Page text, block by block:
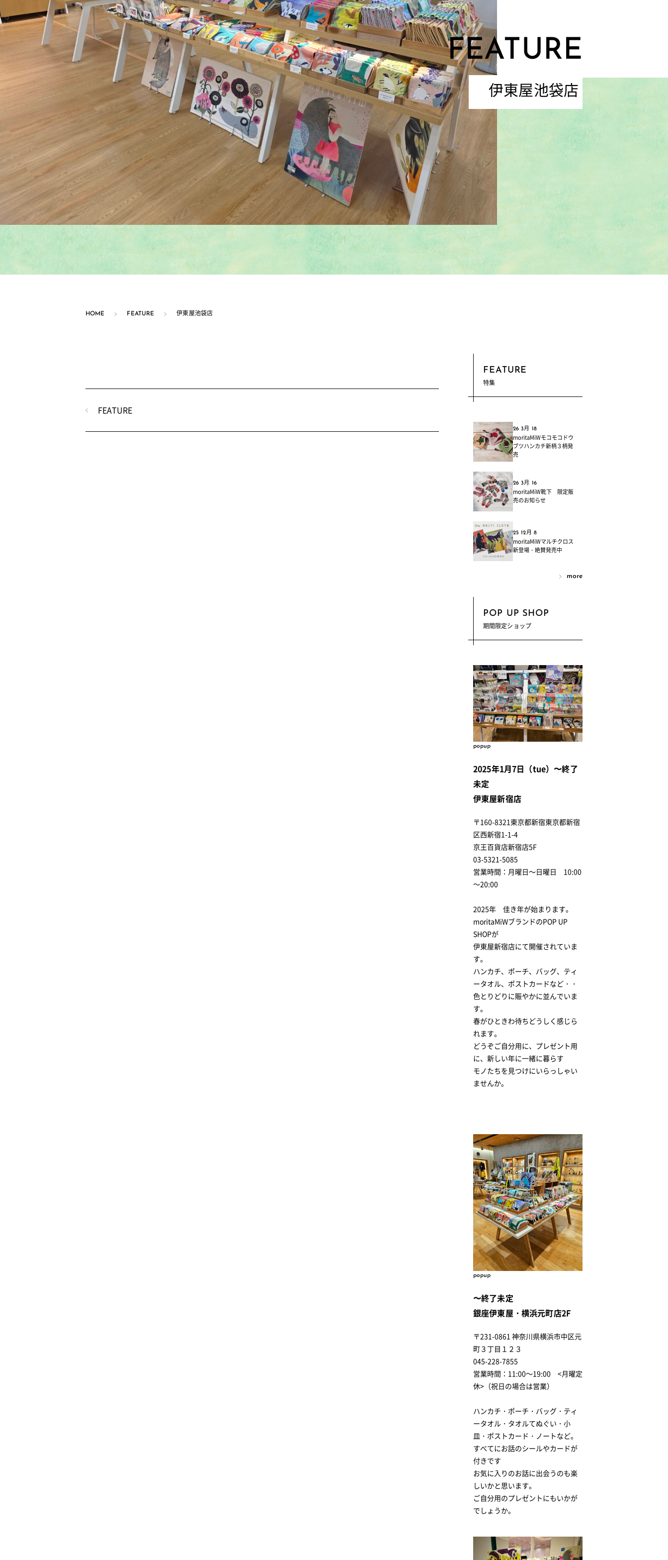
FEATURE
伊東屋池袋店
HOME FEATURE 伊東屋池袋店
FEATURE
FEATURE
特集
26 3月 18
moritaMiWモコモコドウ
ブツハンカチ新柄３柄発
売
26 3月 16
moritaMiW靴下 限定販
売のお知らせ
25 12月 8
moritaMiWマルチクロス
新登場・絶賛発売中
more
POP UP SHOP
期間限定ショップ
popup
2025年1月7日（tue）〜終了
未定
伊東屋新宿店
〒160-8321東京都新宿東京都新宿
区西新宿1-1-4
京王百貨店新宿店5F
03-5321-5085
営業時間：月曜日～日曜日 10:00
～20:00
2025年 佳き年が始まります。
moritaMiWブランドのPOP UP
SHOPが
伊東屋新宿店にて開催されていま
す。
ハンカチ、ポーチ、バッグ、ティ
ータオル、ポストカードなど・・
色とりどりに賑やかに並んでいま
す。
春がひときわ待ちどうしく感じら
れます。
どうぞご自分用に、プレゼント用
に、新しい年に一緒に暮らす
モノたちを見つけにいらっしゃい
ませんか。
popup
〜終了未定
銀座伊東屋・横浜元町店2F
〒231-0861 神奈川県横浜市中区元
町３丁目１２３
045-228-7855
営業時間：11:00～19:00 <月曜定
休>（祝日の場合は営業）
ハンカチ・ポーチ・バッグ・ティ
ータオル・タオルてぬぐい・小
皿・ポストカード・ノートなど。
すべてにお話のシールやカードが
付きです
お気に入りのお話に出会うのも楽
しいかと思います。
ご自分用のプレゼントにもいかが
でしょうか。